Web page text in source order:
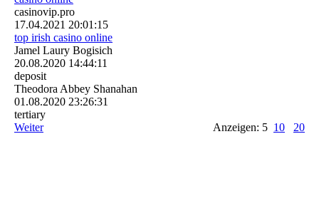
casinovip.pro
17.04.2021 20:01:15
top irish casino online
Jamel Laury Bogisich
20.08.2020 14:44:11
deposit
Theodora Abbey Shanahan
01.08.2020 23:26:31
tertiary
Weiter
Anzeigen: 5 10 20